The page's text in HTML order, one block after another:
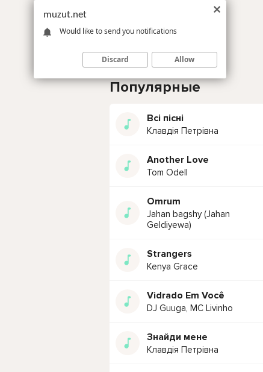
Популярные
Всі пісні
Клавдія Петрівна
Another Love
Tom Odell
Omrum
Jahan bagshy (Jahan
Geldiyewa)
Strangers
Kenya Grace
Vidrado Em Você
DJ Guuga, MC Livinho
Знайди мене
Клавдія Петрівна
muzut.net
Would like to send you notifications
Discard Allow